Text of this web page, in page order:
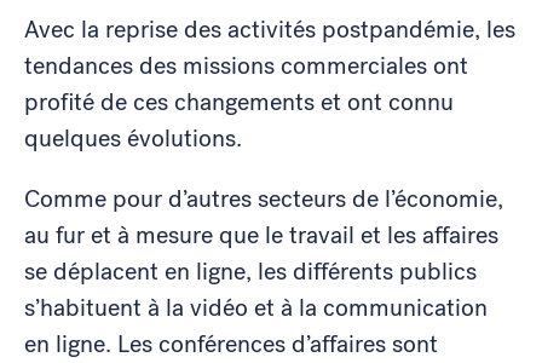
Avec la reprise des activités postpandémie, les
tendances des missions commerciales ont
profité de ces changements et ont connu
quelques évolutions.
Comme pour d’autres secteurs de l’économie,
au fur et à mesure que le travail et les affaires
se déplacent en ligne, les différents publics
s’habituent à la vidéo et à la communication
en ligne. Les conférences d’affaires sont